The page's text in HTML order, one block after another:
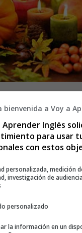
Acción de Gracias
10 Noviembre
Time -
bienvenida a Voy a
Aprender Inglés
para usar
con estos
personalizada, medición
investigación de
personalizado
la información en un